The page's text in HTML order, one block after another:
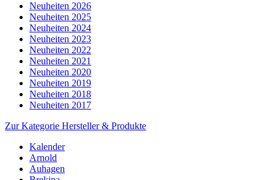
Neuheiten 2026
Neuheiten 2025
Neuheiten 2024
Neuheiten 2023
Neuheiten 2022
Neuheiten 2021
Neuheiten 2020
Neuheiten 2019
Neuheiten 2018
Neuheiten 2017
Zur Kategorie Hersteller & Produkte
Kalender
Arnold
Auhagen